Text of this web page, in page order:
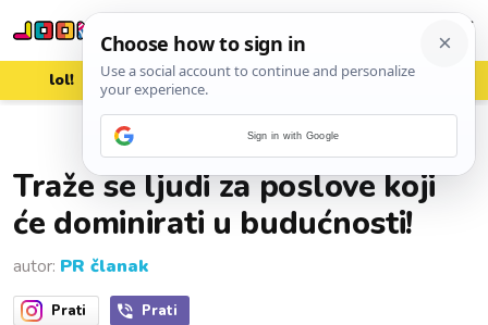
lol! aww vrh! woot?!
Traže se ljudi za poslove koji
će dominirati u budućnosti!
autor: PR članak
Prati Prati
Sign in with Google